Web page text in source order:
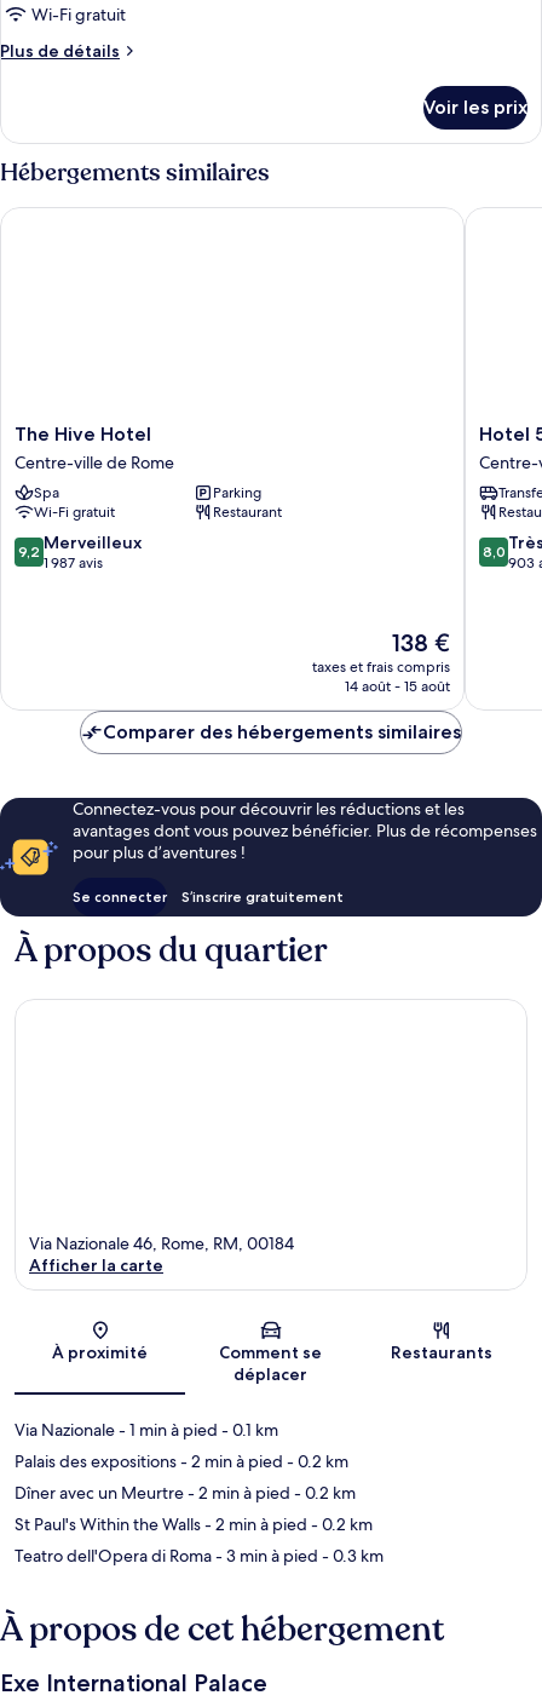
Wi-Fi gratuit
Plus de détails
Plus
le
type
de
chambre
Chambre
Voir les prix
Hébergements similaires
The
Hive
Hotel
Centre-
ville
de
Rome
The Hive Hotel
Centre-ville de Rome
Spa
Parking
Wi-Fi gratuit
Restaurant
9.2
sur
9,2 Merveilleux
1 987 avis
Le
nouveau
prix
de
138 €
taxes et frais compris
14 août - 15 août
The Hive Hotel
Hotel
55
Fifty
five
Centre-
ville
de
Hotel
Centre-
8.0
sur
8,0
903
Hotel
Comparer des hébergements similaires
Connectez-vous pour découvrir les réductions et les
avantages dont vous pouvez bénéficier. Plus de récompenses
pour plus d’aventures !
Se connecter S’inscrire gratuitement
À propos du quartier
Carte
Via Nazionale 46, Rome, RM, 00184
Afficher la carte
À proximité
Comment se
déplacer
Restaurants
Via Nazionale- 1 min à pied - 0.1 km
Palais des expositions- 2 min à pied - 0.2 km
Dîner avec un Meurtre- 2 min à pied - 0.2 km
St Paul's Within the Walls- 2 min à pied - 0.2 km
Teatro dell'Opera di Roma- 3 min à pied - 0.3 km
À propos de cet hébergement
Exe International Palace